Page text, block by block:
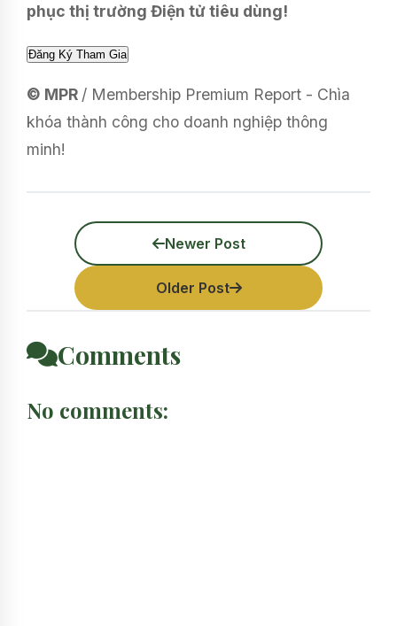
phục thị trường Điện tử tiêu dùng!
© MPR / Membership Premium Report - Chìa
khóa thành công cho doanh nghiệp thông
minh!
Newer Post
Older Post
Comments
No comments: